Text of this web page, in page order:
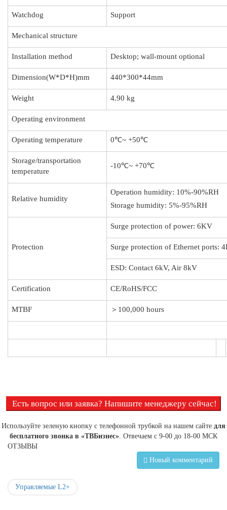
Watchdog Support
Mechanical structure
Installation method Desktop; wall-mount optional
Dimension(W*D*H)mm 440*300*44mm
Weight 4.90 kg
Operating environment
Operating temperature 0℃~ +50℃
Storage/transportation
temperature
-10℃~ +70℃
Relative humidity
Operation humidity: 10%-90%RH
Storage humidity: 5%-95%RH
Protection
Surge protection of power: 6KV
Surge protection of Ethernet ports:
ESD: Contact 6kV, Air 8kV
Certification CE/RoHS/FCC
MTBF ＞100,000 hours
Есть вопрос или заявка? Напишите менеджеру сейчас!
Используйте зеленую кнопку с телефонной трубкой на нашем сайте для
бесплатного звонка в «ТВБизнес». Отвечаем с 9-00 до 18-00 МСК
ОТЗЫВЫ
Новый комментарий
Управляемые L2+